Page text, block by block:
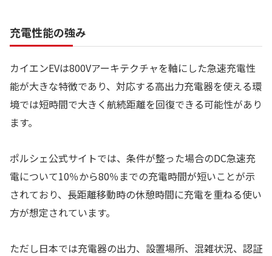
充電性能の強み
カイエンEVは800Vアーキテクチャを軸にした急速充電性
能が大きな特徴であり、対応する高出力充電器を使える環
境では短時間で大きく航続距離を回復できる可能性があり
ます。
ポルシェ公式サイトでは、条件が整った場合のDC急速充
電について10％から80％までの充電時間が短いことが示
されており、長距離移動時の休憩時間に充電を重ねる使い
方が想定されています。
ただし日本では充電器の出力、設置場所、混雑状況、認証